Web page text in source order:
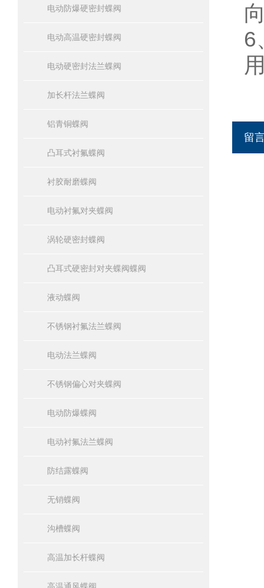
电动防爆硬密封蝶阀
电动高温硬密封蝶阀
电动硬密封法兰蝶阀
加长杆法兰蝶阀
铝青铜蝶阀
凸耳式衬氟蝶阀
衬胶耐磨蝶阀
电动衬氟对夹蝶阀
涡轮硬密封蝶阀
凸耳式硬密封对夹蝶阀蝶阀
液动蝶阀
不锈钢衬氟法兰蝶阀
电动法兰蝶阀
不锈钢偏心对夹蝶阀
电动防爆蝶阀
电动衬氟法兰蝶阀
防结露蝶阀
无销蝶阀
沟槽蝶阀
高温加长杆蝶阀
6
留